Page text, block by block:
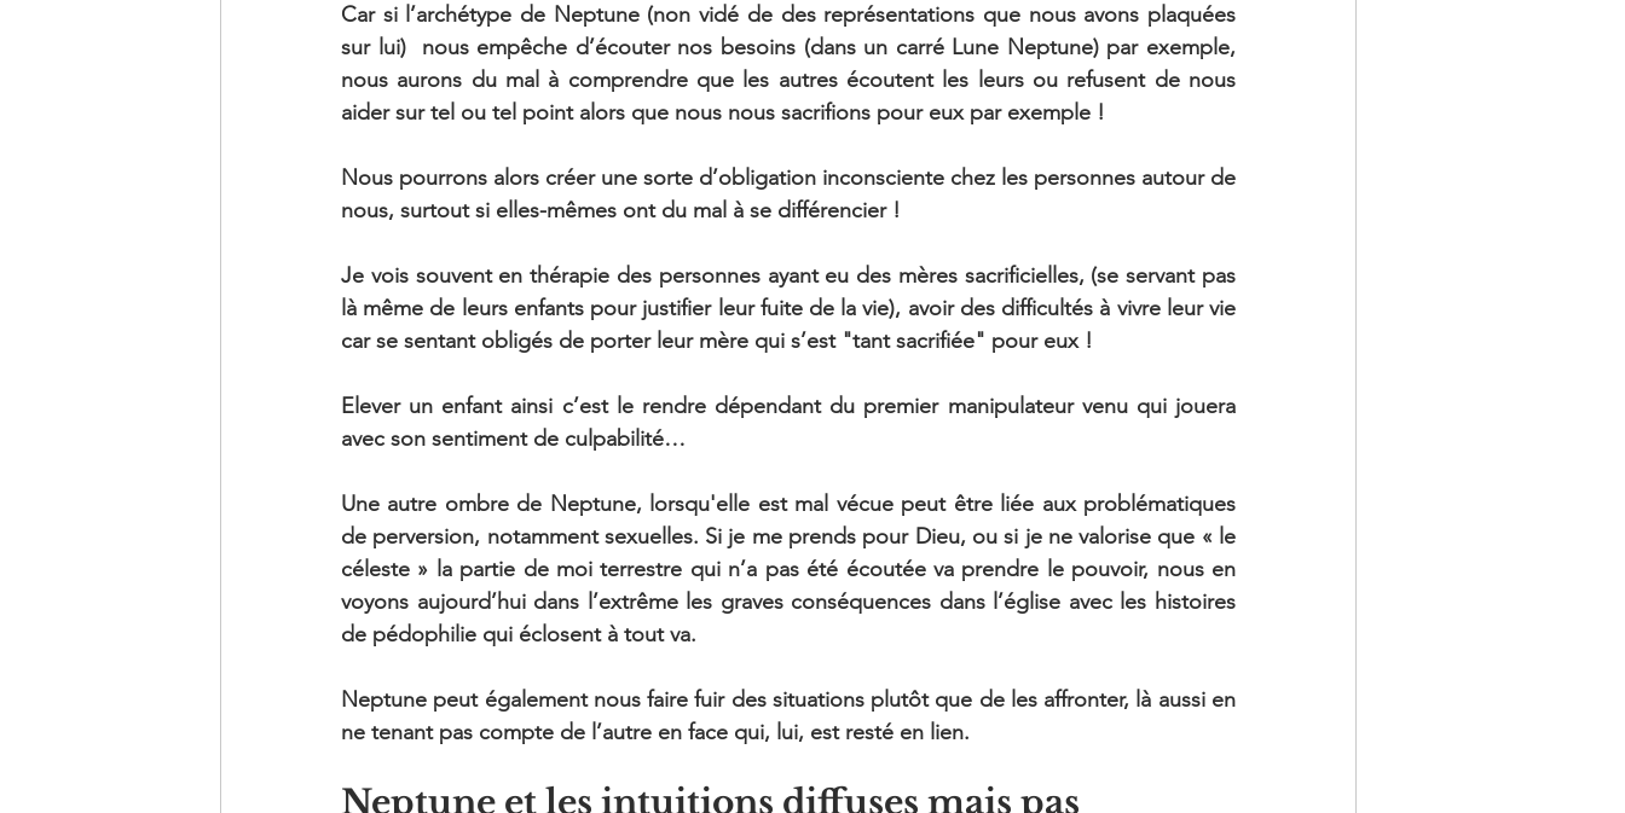
Car si l’archétype de Neptune (non vidé de des représentations que nous avons plaquées
sur lui)  nous empêche d’écouter nos besoins (dans un carré Lune Neptune) par exemple,
nous aurons du mal à comprendre que les autres écoutent les leurs ou refusent de nous
aider sur tel ou tel point alors que nous nous sacrifions pour eux par exemple !
Nous pourrons alors créer une sorte d’obligation inconsciente chez les personnes autour de
nous, surtout si elles-mêmes ont du mal à se différencier !
Je vois souvent en thérapie des personnes ayant eu des mères sacrificielles, (se servant pas
là même de leurs enfants pour justifier leur fuite de la vie), avoir des difficultés à vivre leur vie
car se sentant obligés de porter leur mère qui s’est "tant sacrifiée" pour eux !
Elever un enfant ainsi c’est le rendre dépendant du premier manipulateur venu qui jouera
avec son sentiment de culpabilité…
Une autre ombre de Neptune, lorsqu'elle est mal vécue peut être liée aux problématiques
de perversion, notamment sexuelles. Si je me prends pour Dieu, ou si je ne valorise que « le
céleste » la partie de moi terrestre qui n’a pas été écoutée va prendre le pouvoir, nous en
voyons aujourd’hui dans l’extrême les graves conséquences dans l’église avec les histoires
de pédophilie qui éclosent à tout va.
Neptune peut également nous faire fuir des situations plutôt que de les affronter, là aussi en
ne tenant pas compte de l’autre en face qui, lui, est resté en lien.
Neptune et les intuitions diffuses mais pas